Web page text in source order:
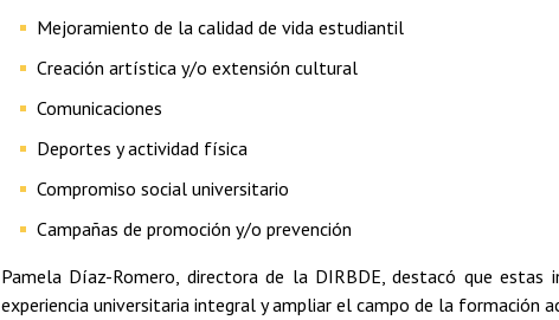
Mejoramiento de la calidad de vida estudiantil
Creación artística y/o extensión cultural
Comunicaciones
Deportes y actividad física
Compromiso social universitario
Campañas de promoción y/o prevención
Pamela Díaz-Romero, directora de la DIRBDE, destacó que estas
experiencia universitaria integral y ampliar el campo de la formación